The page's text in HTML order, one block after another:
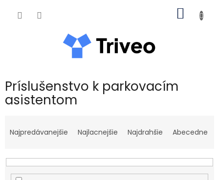
Príslušenstvo k parkovacím
asistentom
Najpredávanejšie Najlacnejšie Najdrahšie Abecedne